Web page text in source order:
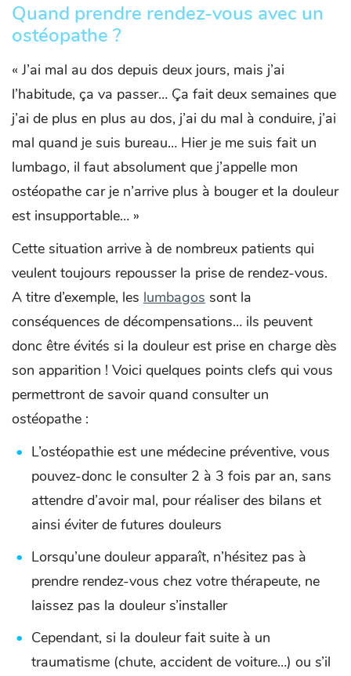
Quand prendre rendez-vous avec un
ostéopathe ?
« J’ai mal au dos depuis deux jours, mais j’ai
l’habitude, ça va passer… Ça fait deux semaines que
j’ai de plus en plus au dos, j’ai du mal à conduire, j’ai
mal quand je suis bureau… Hier je me suis fait un
lumbago, il faut absolument que j’appelle mon
ostéopathe car je n’arrive plus à bouger et la douleur
est insupportable… »
Cette situation arrive à de nombreux patients qui
veulent toujours repousser la prise de rendez-vous.
A titre d’exemple, les lumbagos sont la
conséquences de décompensations… ils peuvent
donc être évités si la douleur est prise en charge dès
son apparition ! Voici quelques points clefs qui vous
permettront de savoir quand consulter un
ostéopathe :
L’ostéopathie est une médecine préventive, vous
pouvez-donc le consulter 2 à 3 fois par an, sans
attendre d’avoir mal, pour réaliser des bilans et
ainsi éviter de futures douleurs
Lorsqu’une douleur apparaît, n’hésitez pas à
prendre rendez-vous chez votre thérapeute, ne
laissez pas la douleur s’installer
Cependant, si la douleur fait suite à un
traumatisme (chute, accident de voiture…) ou s’il